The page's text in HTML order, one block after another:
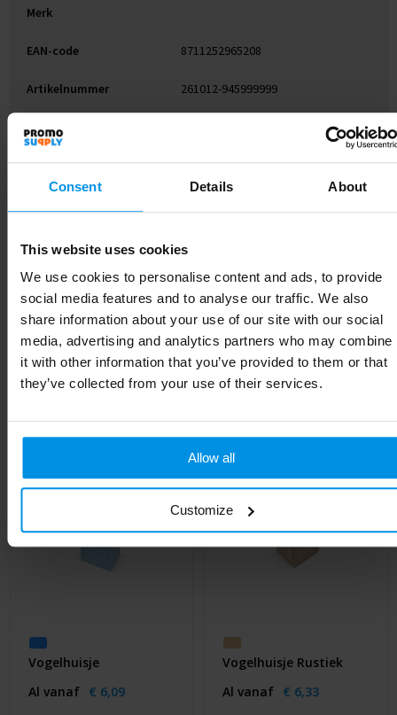
Consent Details About
This website uses cookies
We use cookies to personalise content and ads, to provide
social media features and to analyse our traffic. We also
share information about your use of our site with our social
media, advertising and analytics partners who may combine
it with other information that you’ve provided to them or that
they’ve collected from your use of their services.
Allow all
Customize
Merk
EAN-code 8711252965208
Artikelnummer 261012-945999999
Kleur
Soort Standaard uitvoering
Breedte
Lengte 22 cm
Gerelateerde producten
Vogelhuisje
Al vanaf € 6,09
Vogelhuisje Rustiek
Al vanaf € 6,33